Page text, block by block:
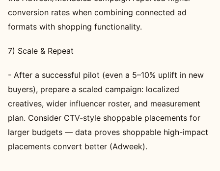
conversion rates when combining connected ad
formats with shopping functionality.
7) Scale & Repeat
- After a successful pilot (even a 5–10% uplift in new
buyers), prepare a scaled campaign: localized
creatives, wider influencer roster, and measurement
plan. Consider CTV-style shoppable placements for
larger budgets — data proves shoppable high-impact
placements convert better (Adweek).